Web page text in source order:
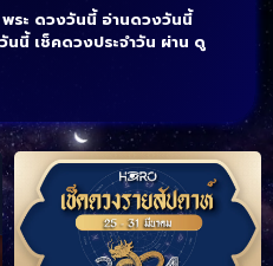
ระ ดวงวันนี้ อ่านดวงวันนี้
นี้ เช็คดวงประจำวัน ผ่าน ดู